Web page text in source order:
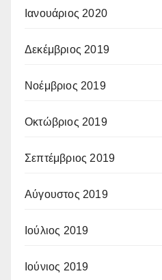
Ιανουάριος 2020
Δεκέμβριος 2019
Νοέμβριος 2019
Οκτώβριος 2019
Σεπτέμβριος 2019
Αύγουστος 2019
Ιούλιος 2019
Ιούνιος 2019